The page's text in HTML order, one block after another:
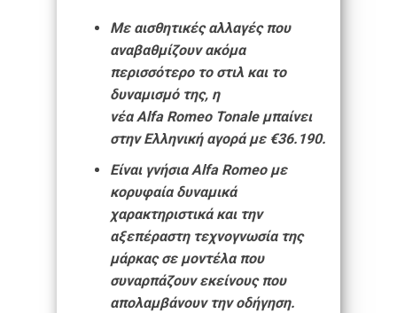
Με αισθητικές αλλαγές που
αναβαθμίζουν ακόμα
περισσότερο το στιλ και το
δυναμισμό της, η
νέα Alfa Romeo Tonale μπαίνει
στην Ελληνική αγορά με €36.190.
Είναι γνήσια Alfa Romeo με
κορυφαία δυναμικά
χαρακτηριστικά και την
αξεπέραστη τεχνογνωσία της
μάρκας σε μοντέλα που
συναρπάζουν εκείνους που
απολαμβάνουν την οδήγηση.